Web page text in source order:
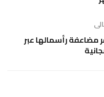
مضاعفة رأسمالها عبر